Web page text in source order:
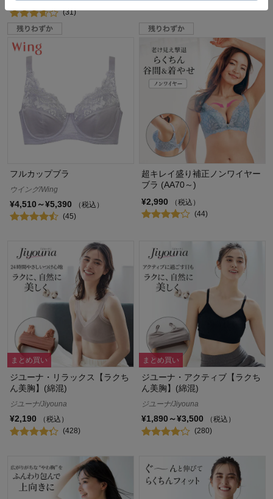
(31)
フルカップブラ
ウイング/Wing
¥4,510～¥5,390
（税込）
(45)
超キレイ盛り補正ノンワイヤー
ブラ (AA70～)
¥2,990
（税込）
(44)
まとめ買い
ジユーナ・リラックス【ラクち
ん美胸】(綿混)
ジユーナ/Jiyouna
¥2,190
（税込）
(428)
まとめ買い
ジユーナ・アクティブ【ラクち
ん美胸】(綿混)
ジユーナ/Jiyouna
¥1,890～¥3,500
（税込）
(280)